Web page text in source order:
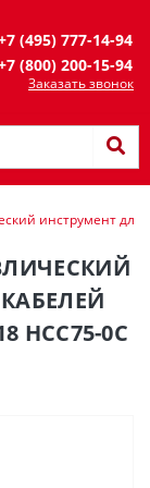
(495) 777-14-94
(800) 200-15-94
Заказать звонок
инструмент для
HCC75-0C